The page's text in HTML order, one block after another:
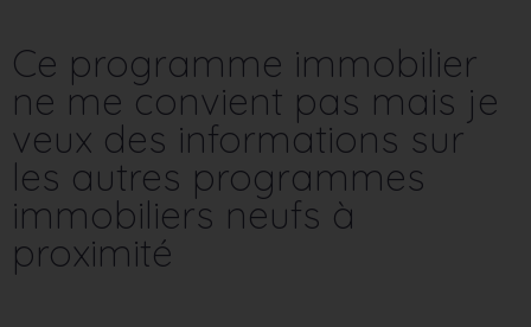
Ce programme immobilier
ne me convient pas mais je
veux des informations sur
les autres programmes
immobiliers neufs à
proximité